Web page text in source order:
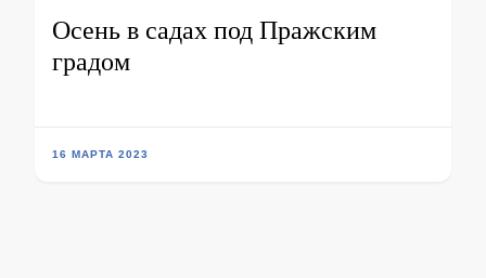
Осень в садах под Пражским
градом
16 МАРТА 2023